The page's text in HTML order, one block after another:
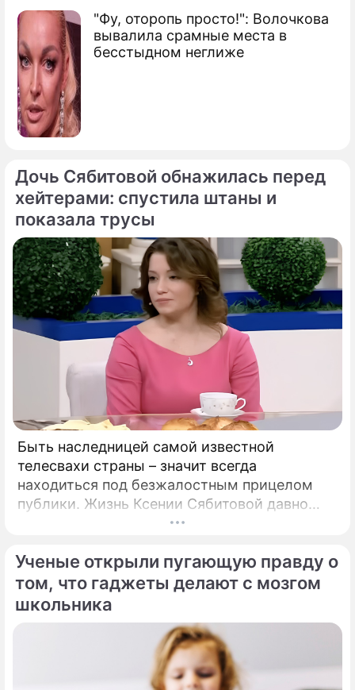
"Фу, оторопь просто!": Волочкова
вывалила срамные места в
бесстыдном неглиже
Дочь Сябитовой обнажилась перед
хейтерами: спустила штаны и
показала трусы
Быть наследницей самой известной
телесвахи страны – значит всегда
находиться под безжалостным прицелом
публики. Жизнь Ксении Сябитовой давно
рассматривают под мощной лупой.
Ученые открыли пугающую правду о
том, что гаджеты делают с мозгом
школьника